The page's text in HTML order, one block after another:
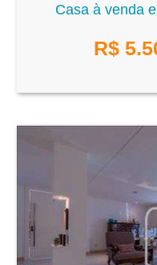
Casa à venda
R$